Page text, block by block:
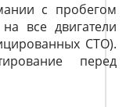
с пробегом
все двигатели
СТО).
перед